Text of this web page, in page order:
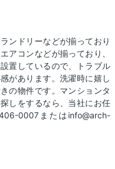
ンドリーなどが揃っており
アコンなどが揃っており、
置しているので、トラブル
があります。洗濯時に嬉し
の物件です。マンションタ
しをするなら、当社にお任
0007またはinfo@arch-